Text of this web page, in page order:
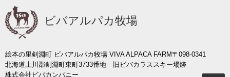
ビバアルパカ牧場
絵本の里剣淵町 ビバアルパカ牧場 VIVA ALPACA FARM〒098-0341
北海道上川郡剣淵町東町3733番地 旧ビバカラススキー場跡
株式会社ビバカンパニー